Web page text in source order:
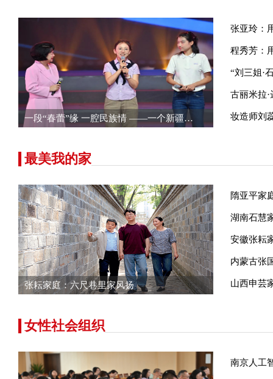
一段“春蕾”缘 一腔民族情 ——一个新疆…
张亚玲：
程秀芳：
“刘三姐·
古丽米拉
妆造师刘
最美我的家
张耘家庭：六尺巷里家风扬
隋亚平家
湖南石慧
安徽张耘
内蒙古张
山西申芸
女性社会组织
南京人工